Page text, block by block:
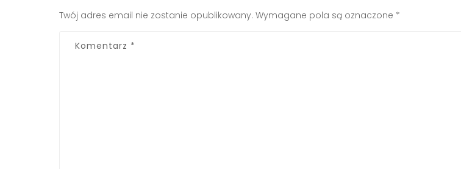
Twój adres email nie zostanie opublikowany. Wymagane pola są oznaczone *